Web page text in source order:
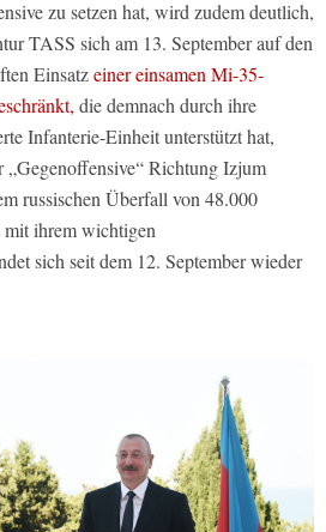
zu setzen hat, wird zudem deutlich,
TASS sich am 13. September auf den
Einsatzeiner einsamen Mi-35-
die demnach durch ihre
Infanterie-Einheit unterstützt hat,
„Gegenoffensive“ Richtung Izjum
russischen Überfall von 48.000
mit ihrem wichtigen
sich seit dem 12. September wieder